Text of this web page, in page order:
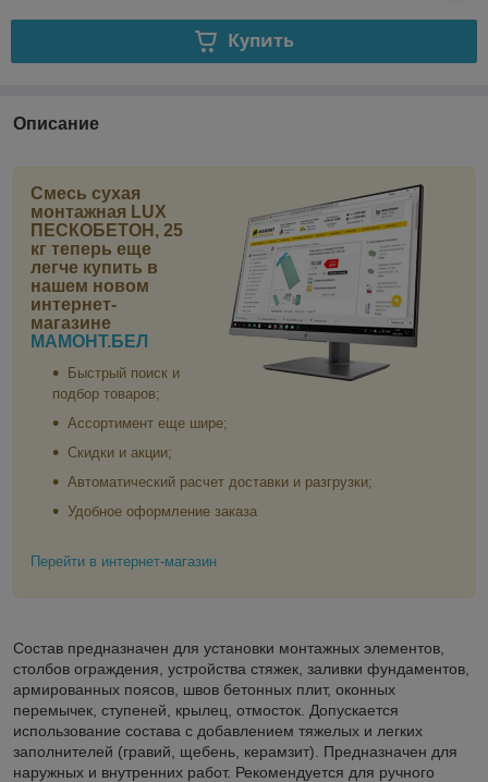
Купить
Описание
Смесь сухая
монтажная LUX
ПЕСКОБЕТОН, 25
кг теперь еще
легче купить в
нашем новом
интернет-
магазине
МАМОНТ.БЕЛ
Быстрый поиск и
подбор товаров;
Ассортимент еще шире;
Скидки и акции;
Автоматический расчет доставки и разгрузки;
Удобное оформление заказа
Перейти в интернет-магазин
Состав предназначен для установки монтажных элементов,
столбов ограждения, устройства стяжек, заливки фундаментов,
армированных поясов, швов бетонных плит, оконных
перемычек, ступеней, крылец, отмосток. Допускается
использование состава с добавлением тяжелых и легких
заполнителей (гравий, щебень, керамзит). Предназначен для
наружных и внутренних работ. Рекомендуется для ручного